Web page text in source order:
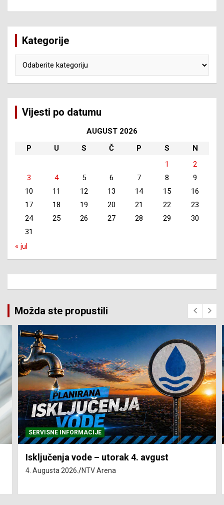
Kategorije
Vijesti po datumu
AUGUST 2026
P
U S Č P S
N
1
2
3
4 5 6 7 8
9
10
11 12 13 14 15
16
17
18 19 20 21 22
23
24
25 26 27 28 29
30
31
« jul
Možda ste propustili
SERVISNE INFORMACIJE
Isključenja vode – utorak 4. avgust
4. Augusta 2026. NTV Arena